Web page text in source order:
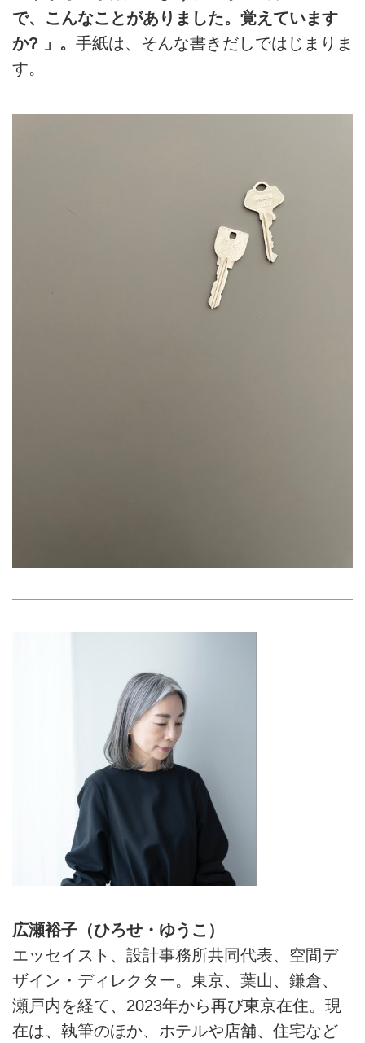
で、こんなことがありました。覚えています
か? 」。 手紙は、そんな書きだしではじまりま
す。
広瀬裕子（ひろせ・ゆうこ）
エッセイスト、設計事務所共同代表、空間デ
ザイン・ディレクター。東京、葉山、鎌倉、
瀬戸内を経て、2023年から再び東京在住。現
在は、執筆のほか、ホテルや店舗、住宅など